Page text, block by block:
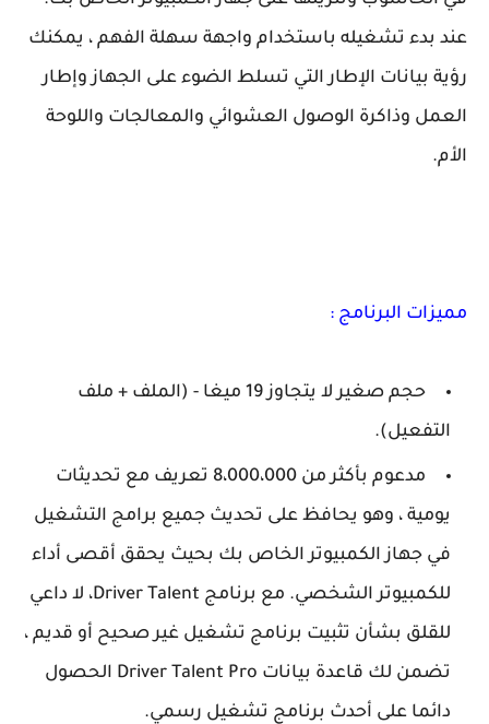
عند بدء تشغيله باستخدام واجهة سهلة الفهم ، يمكنك
رؤية بيانات الإطار التي تسلط الضوء على الجهاز وإطار
العمل وذاكرة الوصول العشوائي والمعالجات واللوحة
الأم.
مميزات البرنامج :
حجم صغير لا يتجاوز 19 ميغا - (الملف + ملف
التفعيل).
مدعوم بأكثر من 8،000،000 تعريف مع تحديثات
يومية ، وهو يحافظ على تحديث جميع برامج التشغيل
في جهاز الكمبيوتر الخاص بك بحيث يحقق أقصى أداء
للكمبيوتر الشخصي. مع برنامج Driver Talent، لا داعي
للقلق بشأن تثبيت برنامج تشغيل غير صحيح أو قديم ،
تضمن لك قاعدة بيانات Driver Talent Pro الحصول
دائما على أحدث برنامج تشغيل رسمي.